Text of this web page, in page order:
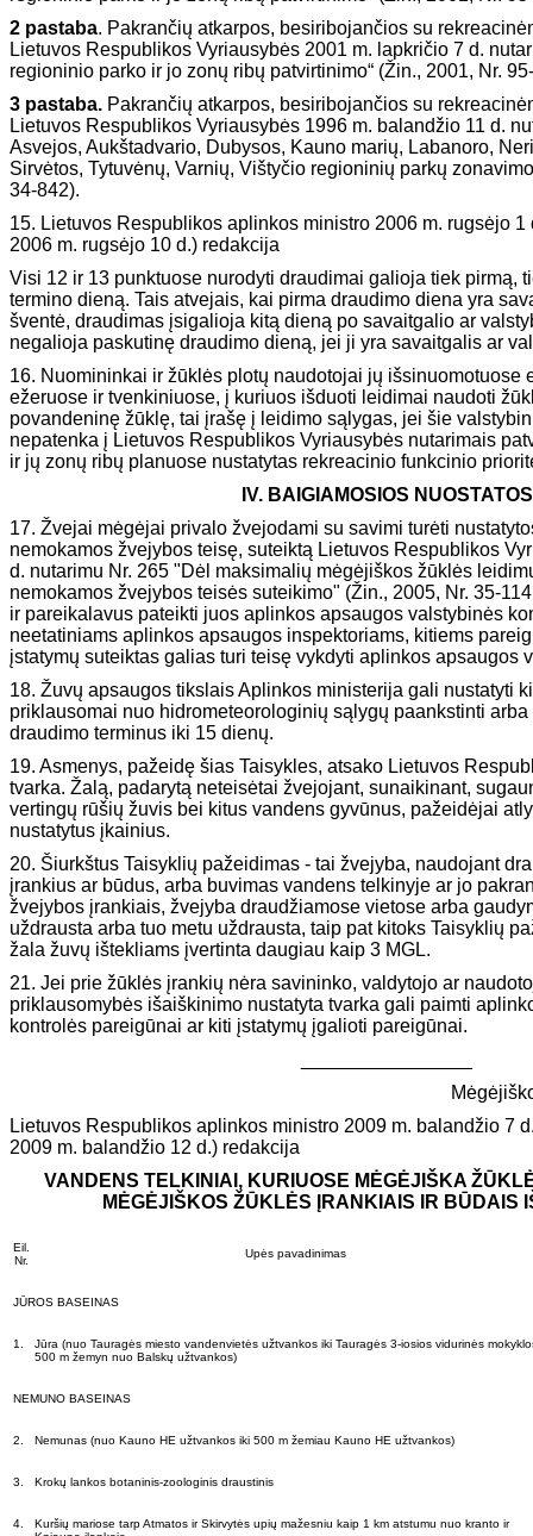
2 pastaba. Pakrančių atkarpos, besiribojančios su
Lietuvos Respublikos Vyriausybės 2001 m. lapkričio 7 d.
regioninio parko ir jo zonų ribų patvirtinimo“ (Žin., 2001, Nr.
3 pastaba. Pakrančių atkarpos, besiribojančios su
Lietuvos Respublikos Vyriausybės 1996 m. balandžio 11 d.
Asvejos, Aukštadvario, Dubysos, Kauno marių, Labanoro,
Sirvėtos, Tytuvėnų, Varnių, Vištyčio regioninių parkų
34-842).
15. Lietuvos Respublikos aplinkos ministro 2006 m. rugsėjo 1
2006 m. rugsėjo 10 d.) redakcija
Visi 12 ir 13 punktuose nurodyti draudimai galioja tiek pirmą,
termino dieną. Tais atvejais, kai pirma draudimo diena yra
šventė, draudimas įsigalioja kitą dieną po savaitgalio ar
negalioja paskutinę draudimo dieną, jei ji yra savaitgalis ar
16. Nuomininkai ir žūklės plotų naudotojai jų išsinuomotuose
ežeruose ir tvenkiniuose, į kuriuos išduoti leidimai naudoti
povandeninę žūklę, tai įrašę į leidimo sąlygas, jei šie
nepatenka į Lietuvos Respublikos Vyriausybės nutarimais
ir jų zonų ribų planuose nustatytas rekreacinio funkcinio
IV. BAIGIAMOSIOS NUOSTATOS
17. Žvejai mėgėjai privalo žvejodami su savimi turėti
nemokamos žvejybos teisę, suteiktą Lietuvos Respublikos
d. nutarimu Nr. 265 "Dėl maksimalių mėgėjiškos žūklės
nemokamos žvejybos teisės suteikimo" (Žin., 2005, Nr. 35-
ir pareikalavus pateikti juos aplinkos apsaugos valstybinės
neetatiniams aplinkos apsaugos inspektoriams, kitiems
įstatymų suteiktas galias turi teisę vykdyti aplinkos apsaugos
18. Žuvų apsaugos tikslais Aplinkos ministerija gali nustatyti
priklausomai nuo hidrometeorologinių sąlygų paankstinti
draudimo terminus iki 15 dienų.
19. Asmenys, pažeidę šias Taisykles, atsako Lietuvos
tvarka. Žalą, padarytą neteisėtai žvejojant, sunaikinant,
vertingų rūšių žuvis bei kitus vandens gyvūnus, pažeidėjai
nustatytus įkainius.
20. Šiurkštus Taisyklių pažeidimas - tai žvejyba, naudojant
įrankius ar būdus, arba buvimas vandens telkinyje ar jo
žvejybos įrankiais, žvejyba draudžiamose vietose arba
uždrausta arba tuo metu uždrausta, taip pat kitoks Taisyklių
žala žuvų ištekliams įvertinta daugiau kaip 3 MGL.
21. Jei prie žūklės įrankių nėra savininko, valdytojo ar
priklausomybės išaiškinimo nustatyta tvarka gali paimti
kontrolės pareigūnai ar kiti įstatymų įgalioti pareigūnai.
Lietuvos Respublikos aplinkos ministro 2009 m. balandžio 7
2009 m. balandžio 12 d.) redakcija
VANDENS TELKINIAI, KURIUOSE MĖGĖJIŠKA
MĖGĖJIŠKOS ŽŪKLĖS ĮRANKIAIS IR BŪDAIS
Eil.
Nr.
Upės pavadinimas
JŪROS BASEINAS
1.
Jūra (nuo Tauragės miesto vandenvietės užtvankos iki Tauragės 3-iosios vidurinės
500 m žemyn nuo Balskų užtvankos)
NEMUNO BASEINAS
2. Nemunas (nuo Kauno HE užtvankos iki 500 m žemiau Kauno HE užtvankos)
3. Krokų lankos botaninis-zoologinis draustinis
4.
Kuršių mariose tarp Atmatos ir Skirvytės upių mažesniu kaip 1 km atstumu nuo kranto ir